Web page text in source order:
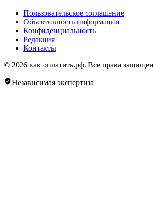
Пользовательское соглашение
Объективность информации
Конфиденциальность
Редакция
Контакты
© 2026 как-оплатить.рф. Все права
Независимая экспертиза